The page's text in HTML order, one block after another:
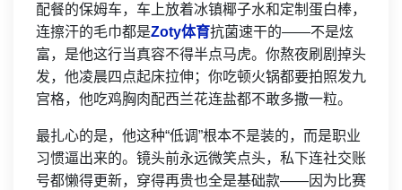
配餐的保姆车，车上放着冰镇椰子水和定制蛋白棒，
连擦汗的毛巾都是Zoty体育抗菌速干的——不是炫
富，是他这行当真容不得半点马虎。你熬夜刷剧掉头
发，他凌晨四点起床拉伸；你吃顿火锅都要拍照发九
宫格，他吃鸡胸肉配西兰花连盐都不敢多撒一粒。
最扎心的是，他这种“低调”根本不是装的，而是职业
习惯逼出来的。镜头前永远微笑点头，私下连社交账
号都懒得更新，穿得再贵也全是基础款——因为比赛